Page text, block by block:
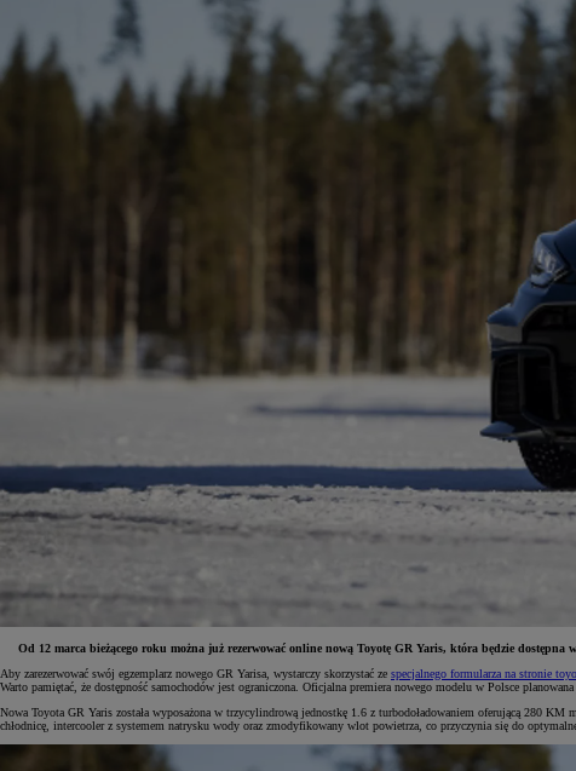
Od81 900 zł
Yaris Cross
Od 12 marca bieżącego roku można już rezerwować online nową Toyotę GR Yaris, która będzie
Aby zarezerwować swój egzemplarz nowego GR Yarisa, wystarczy skorzystać ze specjalnego formularza na stronie
Warto pamiętać, że dostępność samochodów jest ograniczona. Oficjalna premiera nowego modelu w Polsce
Nowa Toyota GR Yaris została wyposażona w trzycylindrową jednostkę 1.6 z turbodoładowaniem oferującą 280
chłodnicę, intercooler z systemem natrysku wody oraz zmodyfikowany wlot powietrza, co przyczynia się do